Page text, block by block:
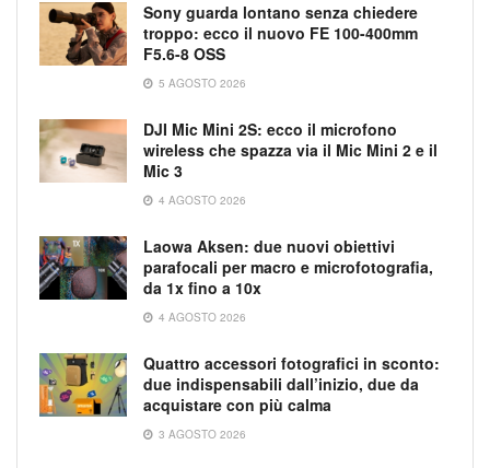
Sony guarda lontano senza chiedere
troppo: ecco il nuovo FE 100-400mm
F5.6-8 OSS
5 AGOSTO 2026
DJI Mic Mini 2S: ecco il microfono
wireless che spazza via il Mic Mini 2 e il
Mic 3
4 AGOSTO 2026
Laowa Aksen: due nuovi obiettivi
parafocali per macro e microfotografia,
da 1x fino a 10x
4 AGOSTO 2026
Quattro accessori fotografici in sconto:
due indispensabili dall’inizio, due da
acquistare con più calma
3 AGOSTO 2026